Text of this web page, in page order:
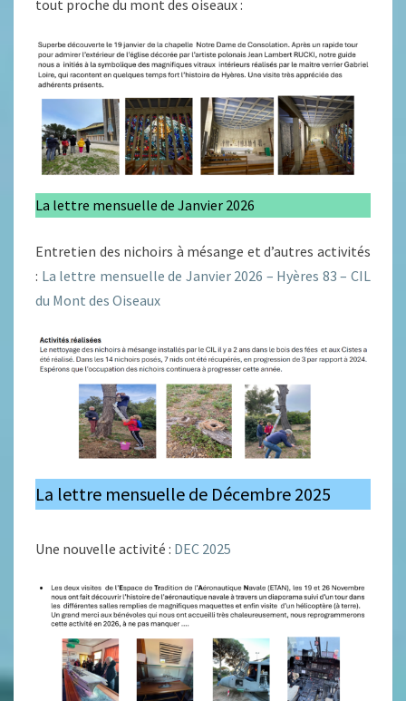
tout proche du mont des oiseaux :
La lettre mensuelle de Janvier 2026
Entretien des nichoirs à mésange et d’autres activités
: La lettre mensuelle de Janvier 2026 – Hyères 83 – CIL
du Mont des Oiseaux
La lettre mensuelle de Décembre 2025
Une nouvelle activité : DEC 2025